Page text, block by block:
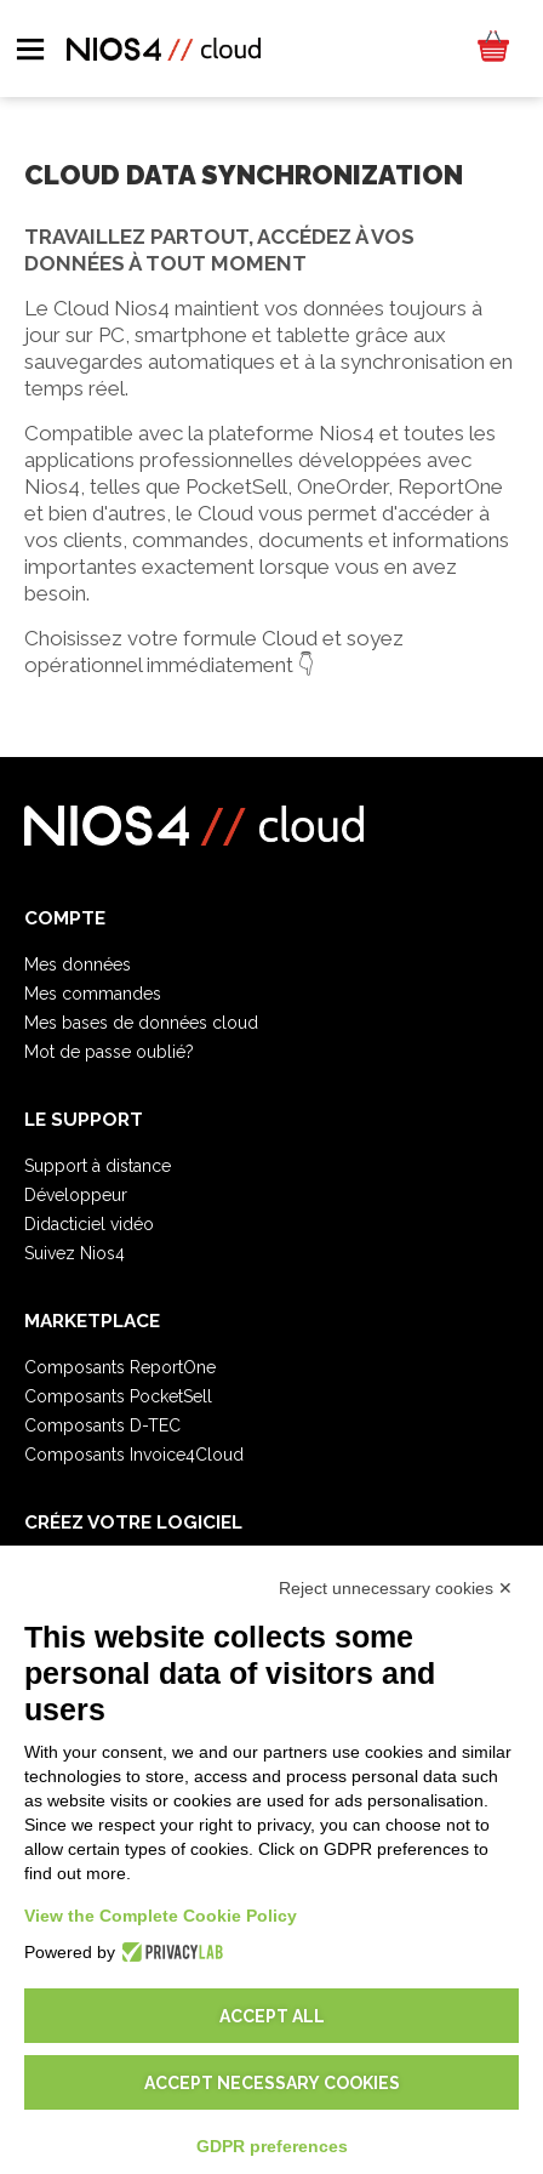
CLOUD DATA SYNCHRONIZATION
TRAVAILLEZ PARTOUT, ACCÉDEZ À VOS
DONNÉES À TOUT MOMENT
Le Cloud Nios4 maintient vos données toujours à
jour sur PC, smartphone et tablette grâce aux
sauvegardes automatiques et à la synchronisation en
temps réel.
Compatible avec la plateforme Nios4 et toutes les
applications professionnelles développées avec
Nios4, telles que PocketSell, OneOrder, ReportOne
et bien d'autres, le Cloud vous permet d'accéder à
vos clients, commandes, documents et informations
importantes exactement lorsque vous en avez
besoin.
Choisissez votre formule Cloud et soyez
opérationnel immédiatement 👇
COMPTE
Mes données
Mes commandes
Mes bases de données cloud
Mot de passe oublié?
LE SUPPORT
Support à distance
Développeur
Didacticiel vidéo
Suivez Nios4
MARKETPLACE
Composants ReportOne
Composants PocketSell
Composants D-TEC
Composants Invoice4Cloud
CRÉEZ VOTRE LOGICIEL
E-Book
MENTIONS LÉGALES
Politiques de confidentialité
Security Policy
Documentation contractuelle et RGPD
Conditions générales de livraison
Conditions du service d'assistance
Paramètres cookie
- USD
Reject unnecessary cookies ✕
This website collects some
personal data of visitors and
users
With your consent, we and our partners use cookies and similar
technologies to store, access and process personal data such
as website visits or cookies are used for ads personalisation.
Since we respect your right to privacy, you can choose not to
allow certain types of cookies. Click on GDPR preferences to
find out more.
View the Complete Cookie Policy
Powered by
ACCEPT ALL
ACCEPT NECESSARY COOKIES
GDPR preferences